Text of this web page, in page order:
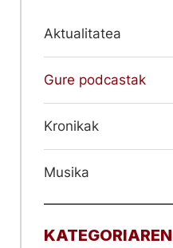
Aktualitatea
Gure podcastak
Kronikak
Musika